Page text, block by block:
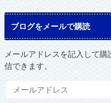
ブログをメールで購読
メールアドレスを記入して
信できます。